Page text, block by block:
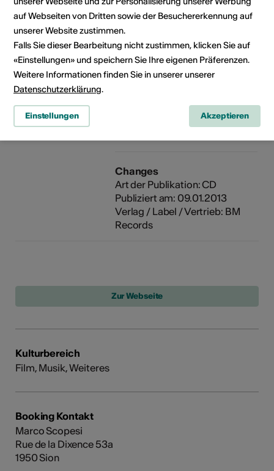
californiano Ryan Cali, e una
seconda versione della traccia
"One More Shot", questa volta
con Raphael e KT Gorique.
Publikationen
One More Shot
Publiziert am: 25.03.2022
Verlag / Label / Vertrieb: DJ
Changes
Art der Publikation: CD
Publiziert am: 09.01.2013
Verlag / Label / Vertrieb: BM
Records
Kulturbereich
Film, Musik, Weiteres
Booking Kontakt
Marco Scopesi
Rue de la Dixence 53a
1950 Sion
auf Webseiten von Dritten sowie der Besuchererkennung auf
unserer Website zustimmen.
Falls Sie dieser Bearbeitung nicht zustimmen, klicken Sie auf
«Einstellungen» und speichern Sie Ihre eigenen Präferenzen.
Weitere Informationen finden Sie in unserer unserer
Datenschutzerklärung.
Einstellungen Akzeptieren